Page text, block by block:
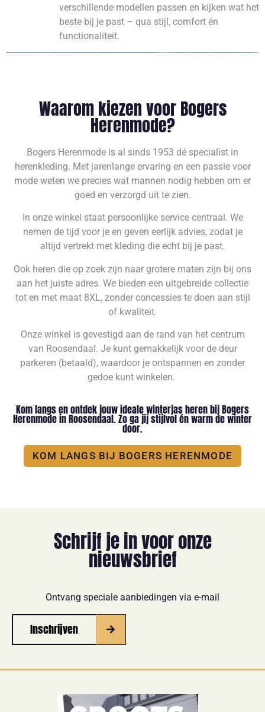
verschillende modellen passen en kijken wat het
beste bij je past – qua stijl, comfort én
functionaliteit.
Waarom kiezen voor Bogers
Herenmode?
Bogers Herenmode is al sinds 1953 dé specialist in
herenkleding. Met jarenlange ervaring en een passie voor
mode weten we precies wat mannen nodig hebben om er
goed en verzorgd uit te zien.
In onze winkel staat persoonlijke service centraal. We
nemen de tijd voor je en geven eerlijk advies, zodat je
altijd vertrekt met kleding die echt bij je past.
Ook heren die op zoek zijn naar grotere maten zijn bij ons
aan het juiste adres. We bieden een uitgebreide collectie
tot en met maat 8XL, zonder concessies te doen aan stijl
of kwaliteit.
Onze winkel is gevestigd aan de rand van het centrum
van Roosendaal. Je kunt gemakkelijk voor de deur
parkeren (betaald), waardoor je ontspannen en zonder
gedoe kunt winkelen.
Kom langs en ontdek jouw ideale winterjas heren bij Bogers
Herenmode in Roosendaal. Zo ga jij stijlvol én warm de winter
door.
KOM LANGS BIJ BOGERS HERENMODE
Schrijf je in voor onze
nieuwsbrief
Ontvang speciale aanbiedingen via e-mail
Inschrijven